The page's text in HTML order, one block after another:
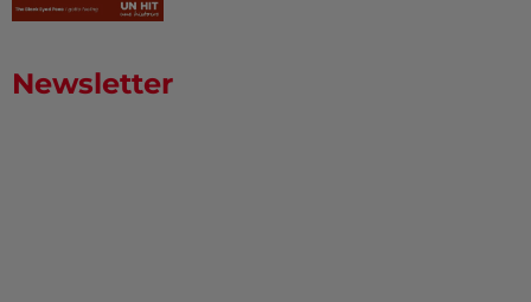
Newsletter